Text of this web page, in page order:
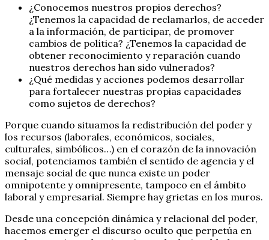
¿Conocemos nuestros propios derechos?
¿Tenemos la capacidad de reclamarlos, de acceder
a la información, de participar, de promover
cambios de política? ¿Tenemos la capacidad de
obtener reconocimiento y reparación cuando
nuestros derechos han sido vulnerados?
¿Qué medidas y acciones podemos desarrollar
para fortalecer nuestras propias capacidades
como sujetos de derechos?
Porque cuando situamos la redistribución del poder y
los recursos (laborales, económicos, sociales,
culturales, simbólicos…) en el corazón de la innovación
social, potenciamos también el sentido de agencia y el
mensaje social de que nunca existe un poder
omnipotente y omnipresente, tampoco en el ámbito
laboral y empresarial. Siempre hay grietas en los muros.
Desde una concepción dinámica y relacional del poder,
hacemos emerger el discurso oculto que perpetúa en